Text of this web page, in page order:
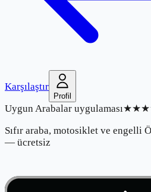
Karşılaştır
Profil
Uygun Arabalar uygulaması
Sıfır araba, motosiklet ve engelli
— ücretsiz